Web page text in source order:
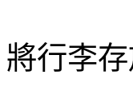
將行李